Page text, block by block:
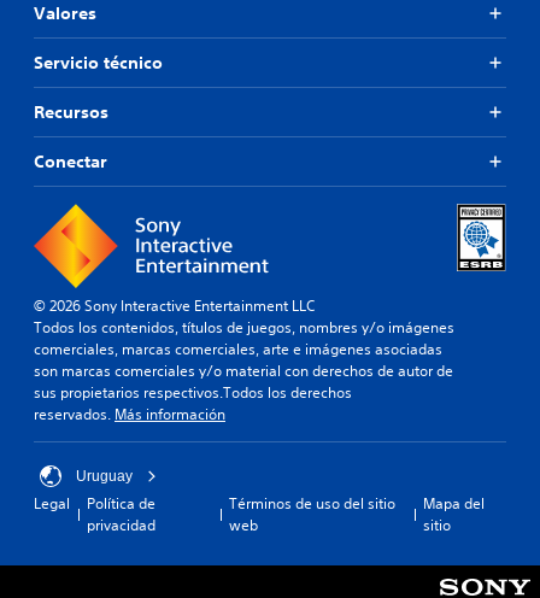
Valores
Servicio técnico
Recursos
Conectar
© 2026 Sony Interactive Entertainment LLC
Todos los contenidos, títulos de juegos, nombres y/o imágenes
comerciales, marcas comerciales, arte e imágenes asociadas
son marcas comerciales y/o material con derechos de autor de
sus propietarios respectivos.Todos los derechos
reservados. Más información
Uruguay
Legal
Política de
privacidad
Términos de uso del sitio
web
Mapa del
sitio